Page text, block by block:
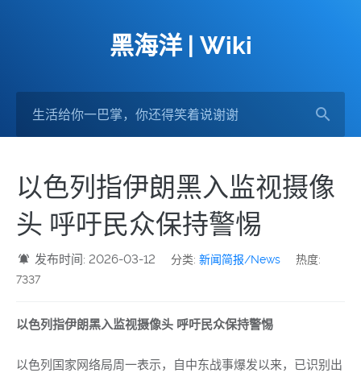
黑海洋 | Wiki
以色列指伊朗黑入监视摄像
头 呼吁民众保持警惕
发布时间: 2026-03-12 分类:新闻简报/News
热度:
7337
以色列指伊朗黑入监视摄像头 呼吁民众保持警惕
以色列国家网络局周一表示，自中东战事爆发以来，已识别出